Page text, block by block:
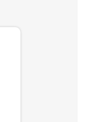
relative alla vostra